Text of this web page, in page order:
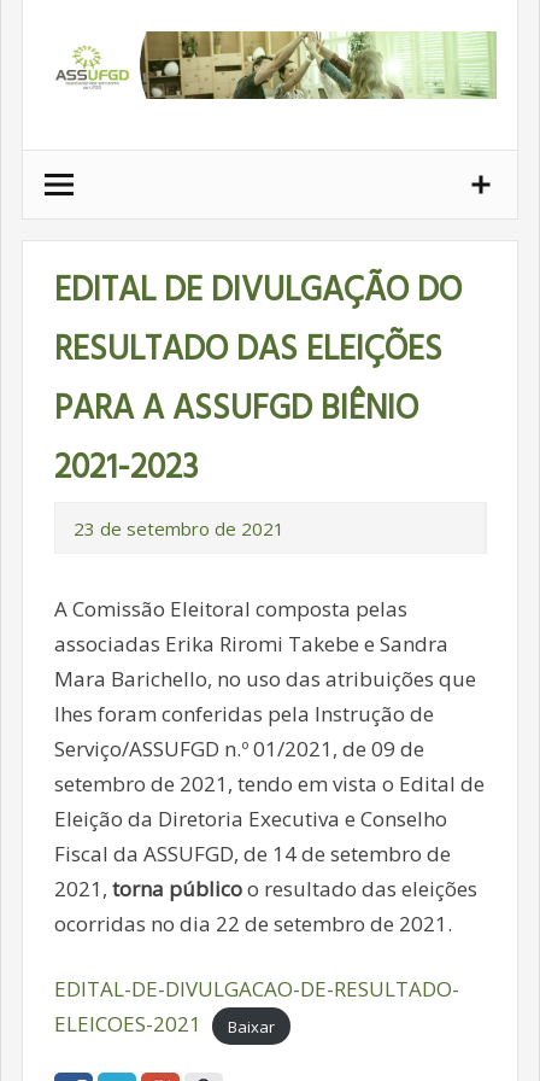
conteúdo
EDITAL DE DIVULGAÇÃO DO
RESULTADO DAS ELEIÇÕES
PARA A ASSUFGD BIÊNIO
2021-2023
23 de setembro de 2021
A Comissão Eleitoral composta pelas
associadas Erika Riromi Takebe e Sandra
Mara Barichello, no uso das atribuições que
lhes foram conferidas pela Instrução de
Serviço/ASSUFGD n.º 01/2021, de 09 de
setembro de 2021, tendo em vista o Edital de
Eleição da Diretoria Executiva e Conselho
Fiscal da ASSUFGD, de 14 de setembro de
2021, torna públicoo resultado das eleições
ocorridas no dia 22 de setembro de 2021.
EDITAL-DE-DIVULGACAO-DE-RESULTADO-
ELEICOES-2021
Baixar